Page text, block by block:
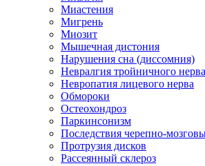
Миастения
Мигрень
Миозит
Мышечная дистония
Нарушения сна (диссомния)
Невралгия тройничного нерва
Невропатия лицевого нерва
Обмороки
Остеохондроз
Паркинсонизм
Последствия черепно-
Протрузия дисков
Рассеянный склероз